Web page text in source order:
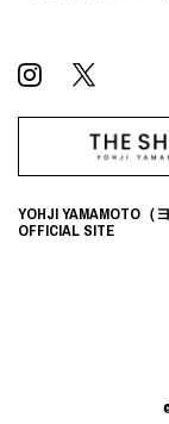
YOHJI YAMAMOTO（
OFFICIAL SITE